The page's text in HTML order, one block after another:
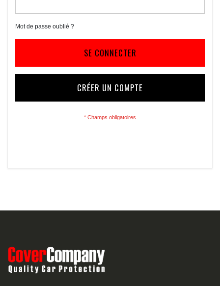
Mot de passe oublié ?
SE CONNECTER
CRÉER UN COMPTE